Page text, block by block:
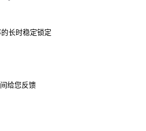
长时稳定锁定
给您反馈